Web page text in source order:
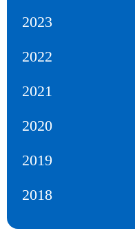
2023
2022
2021
2020
2019
2018